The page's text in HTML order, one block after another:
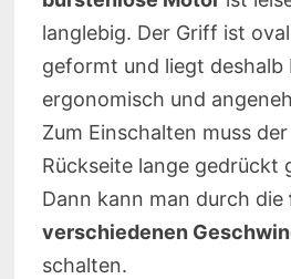
langlebig. Der Griff ist
geformt und liegt deshalb
ergonomisch und
Zum Einschalten muss
Rückseite lange gedrückt
Dann kann man durch die
verschiedenen
schalten.